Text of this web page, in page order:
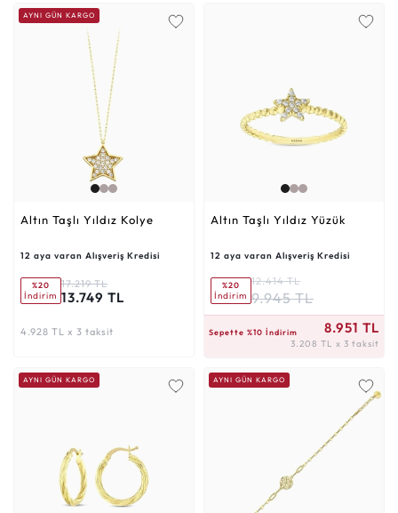
AYNI GÜN KARGO
Altın Taşlı Yıldız Kolye
12 aya varan Alışveriş Kredisi
%20
İndirim
17.219 TL
13.749 TL
4.928 TL x 3 taksit
Altın Taşlı Yıldız Yüzük
12 aya varan Alışveriş Kredisi
%20
İndirim
12.414 TL
9.945 TL
Sepette %10 İndirim 8.951 TL
3.208 TL x 3 taksit
AYNI GÜN KARGO AYNI GÜN KARGO